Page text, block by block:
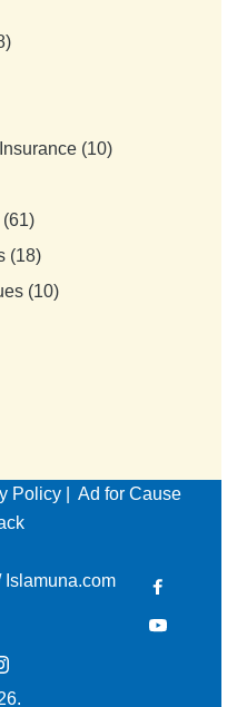
(10)
(18)
(10)
Policy
Ad for Cause
Islamuna.com